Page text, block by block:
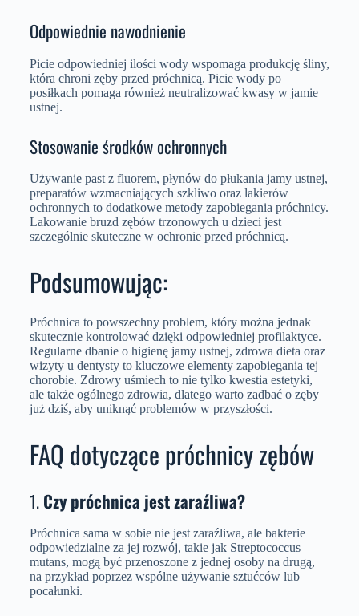
Odpowiednie nawodnienie
Picie odpowiedniej ilości wody wspomaga produkcję śliny,
która chroni zęby przed próchnicą. Picie wody po
posiłkach pomaga również neutralizować kwasy w jamie
ustnej.
Stosowanie środków ochronnych
Używanie past z fluorem, płynów do płukania jamy ustnej,
preparatów wzmacniających szkliwo oraz lakierów
ochronnych to dodatkowe metody zapobiegania próchnicy.
Lakowanie bruzd zębów trzonowych u dzieci jest
szczególnie skuteczne w ochronie przed próchnicą.
Podsumowując:
Próchnica to powszechny problem, który można jednak
skutecznie kontrolować dzięki odpowiedniej profilaktyce.
Regularne dbanie o higienę jamy ustnej, zdrowa dieta oraz
wizyty u dentysty to kluczowe elementy zapobiegania tej
chorobie. Zdrowy uśmiech to nie tylko kwestia estetyki,
ale także ogólnego zdrowia, dlatego warto zadbać o zęby
już dziś, aby uniknąć problemów w przyszłości.
FAQ dotyczące próchnicy zębów
1.Czy próchnica jest zaraźliwa?
Próchnica sama w sobie nie jest zaraźliwa, ale bakterie
odpowiedzialne za jej rozwój, takie jak Streptococcus
mutans, mogą być przenoszone z jednej osoby na drugą,
na przykład poprzez wspólne używanie sztućców lub
pocałunki.